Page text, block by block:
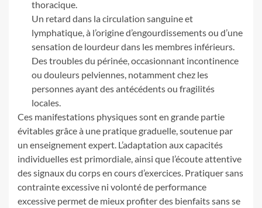
thoracique.
Un retard dans la circulation sanguine et
lymphatique, à l’origine d’engourdissements ou d’une
sensation de lourdeur dans les membres inférieurs.
Des troubles du périnée, occasionnant incontinence
ou douleurs pelviennes, notamment chez les
personnes ayant des antécédents ou fragilités
locales.
Ces manifestations physiques sont en grande partie
évitables grâce à une pratique graduelle, soutenue par
un enseignement expert. L’adaptation aux capacités
individuelles est primordiale, ainsi que l’écoute attentive
des signaux du corps en cours d’exercices. Pratiquer sans
contrainte excessive ni volonté de performance
excessive permet de mieux profiter des bienfaits sans se